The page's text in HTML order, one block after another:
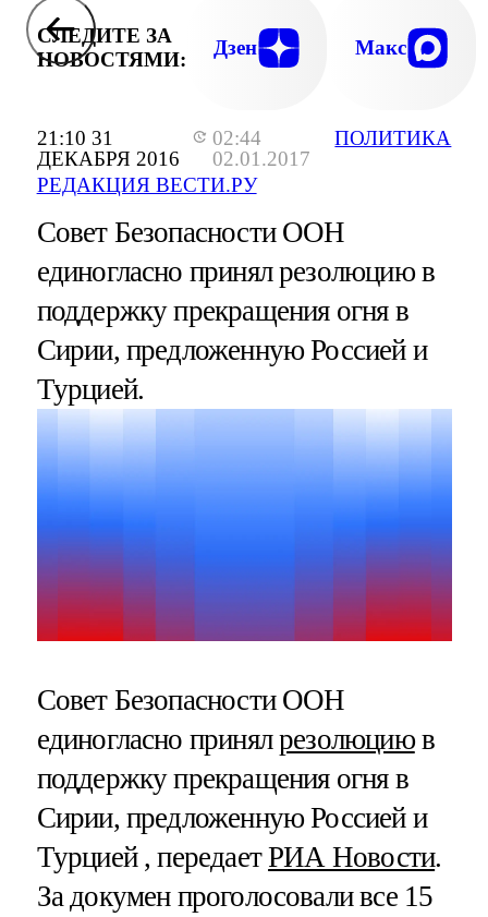
21:10 31
ДЕКАБРЯ 2016
02:44
02.01.2017
РЕДАКЦИЯ ВЕСТИ.РУ
ПОЛИТИКА
СЛЕДИТЕ ЗА
НОВОСТЯМИ:
Дзен Макс
Совет Безопасности ООН
единогласно принял резолюцию в
поддержку прекращения огня в
Сирии, предложенную Россией и
Турцией.
Совет Безопасности ООН
единогласно принялрезолюциюв
поддержку прекращения огня в
Сирии, предложенную Россией и
Турцией , передаетРИА Новости.
За докумен проголосовали все 15